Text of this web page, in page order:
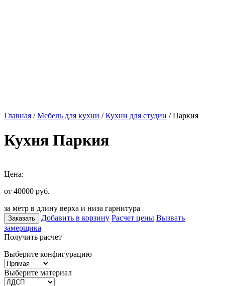
Главная /Мебель для кухни /Кухни для студии / Паркия
Кухня Паркия
Цена:
от 40000 руб.
за метр в длину верха и низа гарнитура
Заказать Добавить в корзину Расчет цены Вызвать
замерщика
Получить расчет
Выберите конфигурацию
Выберите материал